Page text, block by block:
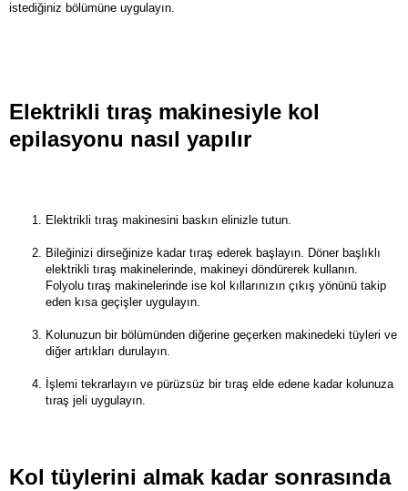
istediğiniz bölümüne uygulayın.
Elektrikli tıraş makinesiyle kol
epilasyonu nasıl yapılır
Elektrikli tıraş makinesini baskın elinizle tutun.
Bileğinizi dirseğinize kadar tıraş ederek başlayın. Döner başlıklı
elektrikli tıraş makinelerinde, makineyi döndürerek kullanın.
Folyolu tıraş makinelerinde ise kol kıllarınızın çıkış yönünü takip
eden kısa geçişler uygulayın.
Kolunuzun bir bölümünden diğerine geçerken makinedeki tüyleri ve
diğer artıkları durulayın.
İşlemi tekrarlayın ve pürüzsüz bir tıraş elde edene kadar kolunuza
tıraş jeli uygulayın.
Kol tüylerini almak kadar sonrasında